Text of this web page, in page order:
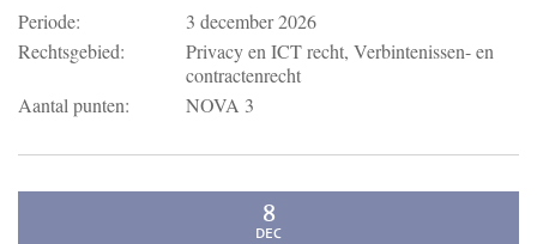
Periode:
3 december 2026
Rechtsgebied:
Privacy en ICT recht, Verbintenissen- en
contractenrecht
Aantal punten:
NOVA 3
8
DEC